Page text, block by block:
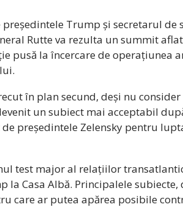
Trump și secretarul de
Rutte va rezulta un summit
pusă la încercare de operațiunea
în plan secund, deși nu
un subiect mai acceptabil
președintele Zelensky pentru
test major al relațiilor
la Casa Albă. Principalele
care ar putea apărea posibile